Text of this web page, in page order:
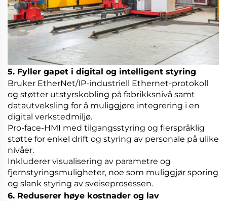
5. Fyller gapet i digital og intelligent styring
Bruker EtherNet/IP-industriell Ethernet-protokoll
og støtter utstyrskobling på fabrikksnivå samt
datautveksling for å muliggjøre integrering i en
digital verkstedmiljø.
Pro-face-HMI med tilgangsstyring og flerspråklig
støtte for enkel drift og styring av personale på ulike
nivåer.
Inkluderer visualisering av parametre og
fjernstyringsmuligheter, noe som muliggjør sporing
og slank styring av sveiseprosessen.
6. Reduserer høye kostnader og lav